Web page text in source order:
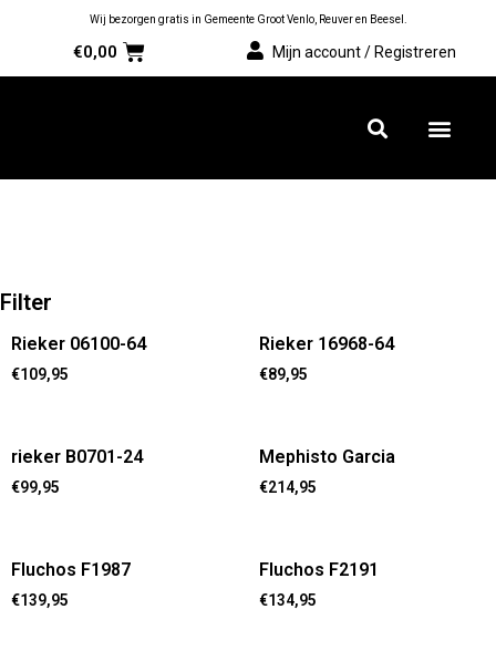
Wij bezorgen gratis in Gemeente Groot Venlo, Reuver en Beesel.
€0,00 Mijn account / Registreren
Filter
Rieker 06100-64
€109,95
Rieker 16968-64
€89,95
rieker B0701-24
€99,95
Mephisto Garcia
€214,95
Fluchos F1987
€139,95
Fluchos F2191
€134,95